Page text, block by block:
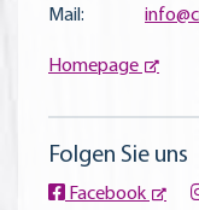
Mail:
Homepage
Folgen Sie uns
Facebook